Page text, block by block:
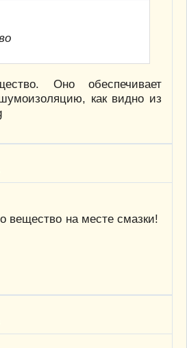
Оно обеспечивает
как видно из
вещество на месте смазки!